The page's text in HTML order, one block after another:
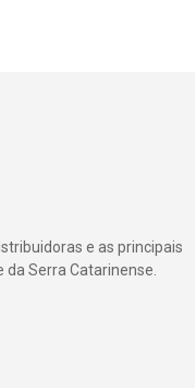
e as principais
Serra Catarinense.